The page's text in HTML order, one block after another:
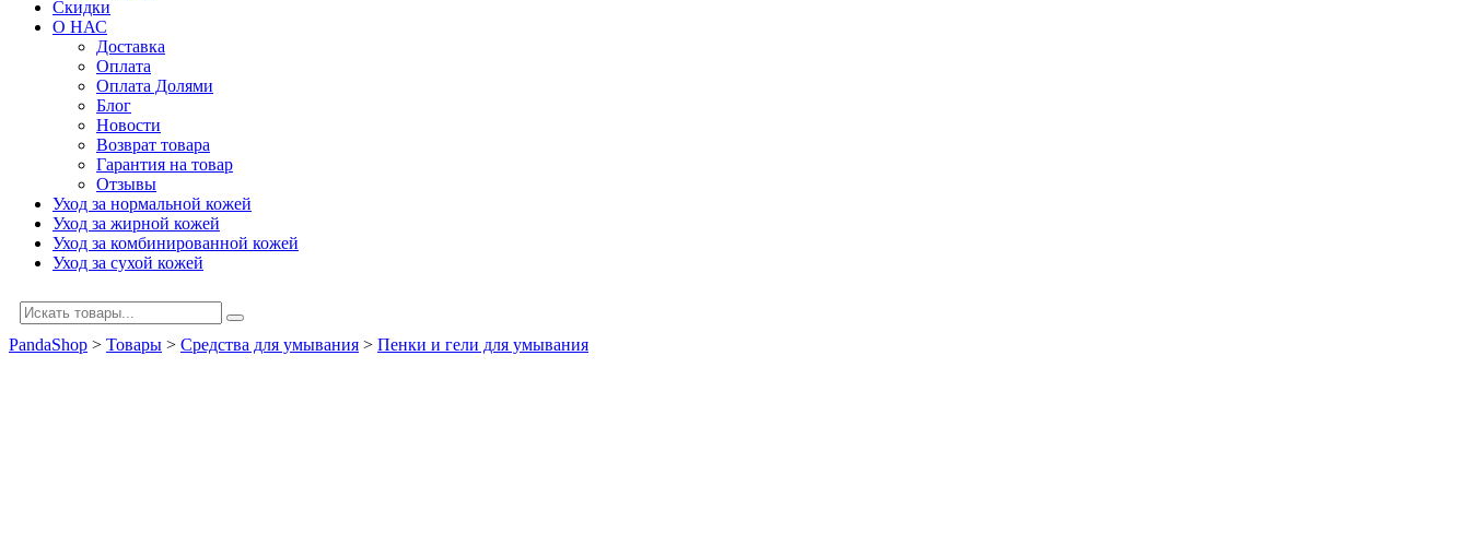
Скидки
О НАС
Доставка
Оплата
Оплата Долями
Блог
Новости
Возврат товара
Гарантия на товар
Отзывы
Уход за нормальной кожей
Уход за жирной кожей
Уход за комбинированной кожей
Уход за сухой кожей
PandaShop > Товары > Средства для умывания > Пенки и гели для умывания